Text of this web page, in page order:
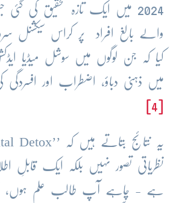
2024 میں ایک تازہ تحقیق کی
والے بالغ افراد پر کراس سیکشنل
کیا کہ جن لوگوں میں سوشل میڈیا
میں ذہنی دباؤ، اضطراب اور
نظریاتی تصور نہیں بلکہ ایک قابلِ
ہے - چاہے آپ طالب علم ہوں،